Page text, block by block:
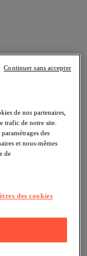
de nos partenaires,
trafic de notre site.
des
et nous-mêmes
de
des cookies
Continuer sans accepter